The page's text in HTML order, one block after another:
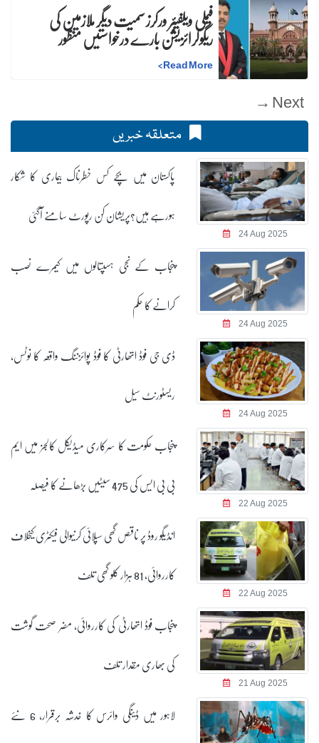
فیملی ویلفیئر ورکرز سمیت دیگر ملازمین کی
ریگولرائزیشن بارے درخواستیں منظور
Read More
>
Next →
متعلقہ خبریں
24 Aug 2025
پاکستان میں بچے کس خطرناک بیماری کا شکار
ہورہے ہیں؟پریشان کن رپورٹ سامنے آگئی
24 Aug 2025
پنجاب کے نجی ہسپتالوں میں کیمرے نصب
کرانے کا حکم
24 Aug 2025
ڈی جی فوڈ اتھارٹی کا فوڈ پوائزننگ واقعہ کا نوٹس،
ریسٹورنٹ سیل
22 Aug 2025
پنجاب حکومت کا سرکاری میڈیکل کالجز میں ایم
بی بی ایس کی 475 سیٹیں بڑھانے کا فیصلہ
22 Aug 2025
انڈیگو روڈ پر ناقص گھی سپلائی کرنیوالی فیکٹری کیخلاف
کارروائی، 81 ہزار کلو گھی تلف
21 Aug 2025
پنجاب فوڈ اتھارٹی کی کارروائی، مضر صحت گوشت
کی بھاری مقدار تلف
لاہور میں ڈینگی وائرس کا خدشہ برقرار، 6 نئے